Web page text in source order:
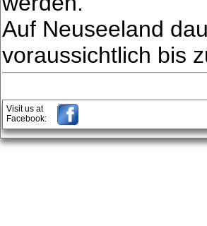
Auf Neuseeland
voraussichtlich bis
Visit us at
Facebook: